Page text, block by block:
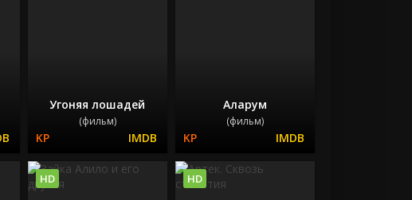
Угоняя лошадей
(фильм)
Аларум
(фильм)
HD HD